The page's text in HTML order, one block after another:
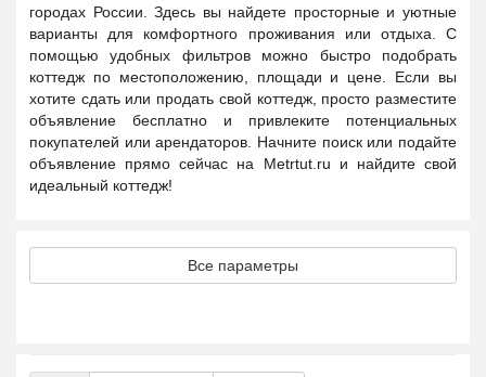
городах России. Здесь вы найдете просторные и уютные
варианты для комфортного проживания или отдыха. С
помощью удобных фильтров можно быстро подобрать
коттедж по местоположению, площади и цене. Если вы
хотите сдать или продать свой коттедж, просто разместите
объявление бесплатно и привлеките потенциальных
покупателей или арендаторов. Начните поиск или подайте
объявление прямо сейчас на Metrtut.ru и найдите свой
идеальный коттедж!
Все параметры